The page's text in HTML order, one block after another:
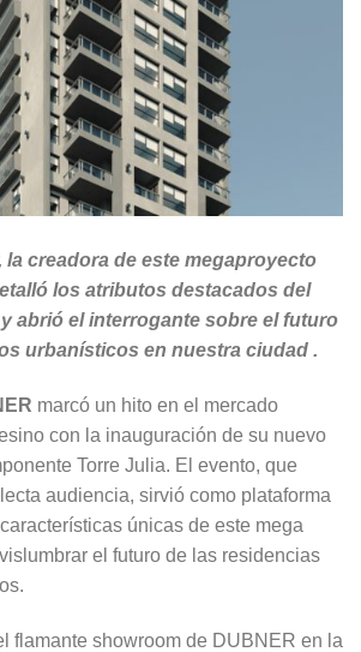
la creadora de este megaproyecto
los atributos destacados del
abrió el interrogante sobre el futuro
urbanísticos en nuestra ciudad .
marcó un hito en el mercado
con la inauguración de su nuevo
Torre Julia. El evento, que
audiencia, sirvió como plataforma
únicas de este mega
el futuro de las residencias
flamante showroom de DUBNER en la